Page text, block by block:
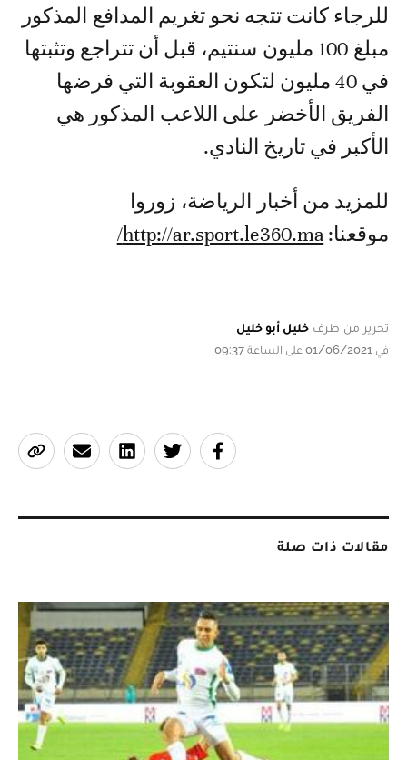
للرجاء كانت تتجه نحو تغريم المدافع المذكور
مبلغ 100 مليون سنتيم، قبل أن تتراجع وتثبتها
في 40 مليون لتكون العقوبة التي فرضها
الفريق الأخضر على اللاعب المذكور هي
الأكبر في تاريخ النادي.
للمزيد من أخبار الرياضة، زوروا
موقعنا: http://ar.sport.le360.ma/
تحرير من طرف خليل أبو خليل
في 01/06/2021 على الساعة 09:37
مقالات ذات صلة